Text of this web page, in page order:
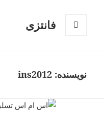
فانتزی
نویسنده:ins2012